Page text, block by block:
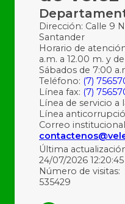
Dirección: Calle 9
Santander
Horario de
a.m. a 12.00 m. y
Sábados de 7:00
Teléfono: (7)
Línea fax: (7)
Línea de servicio a
Línea
Correo
Última
24/07/2026 12:20:45
Número de visitas:
535429